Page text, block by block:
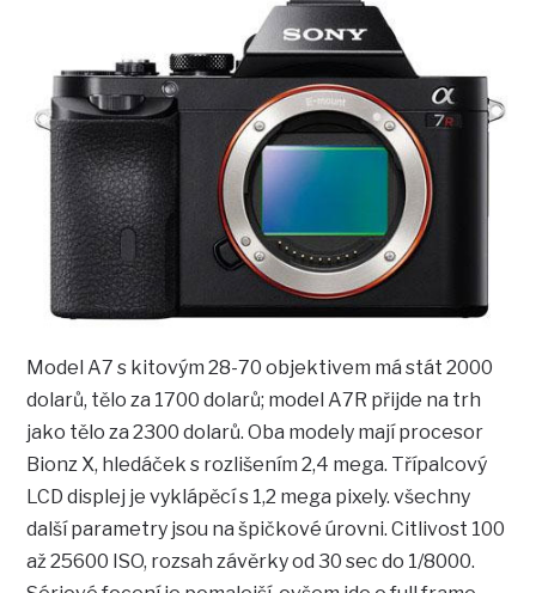
Model A7 s kitovým 28-70 objektivem má stát 2000
dolarů, tělo za 1700 dolarů; model A7R přijde na trh
jako tělo za 2300 dolarů. Oba modely mají procesor
Bionz X, hledáček s rozlišením 2,4 mega. Třípalcový
LCD displej je vyklápěcí s 1,2 mega pixely. všechny
další parametry jsou na špičkové úrovni. Citlivost 100
až 25600 ISO, rozsah závěrky od 30 sec do 1/8000.